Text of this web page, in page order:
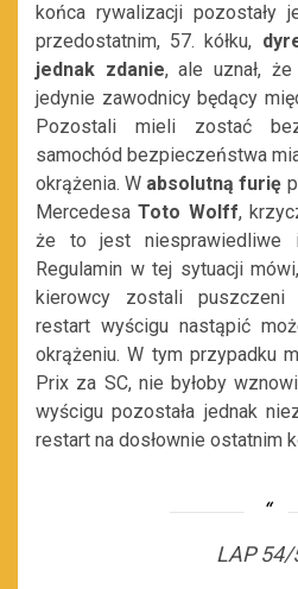
końca rywalizacji pozostały
przedostatnim, 57. kółku,
jednak zdanie, ale uznał,
jedynie zawodnicy będący
Pozostali mieli zostać
samochód bezpieczeństwa
okrążenia. W absolutną furię
MercedesaToto Wolff,
że to jest
Regulamin w tej sytuacji
kierowcy zostali puszczeni
restart wyścigu nastąpić
okrążeniu. W tym przypadku
Prix za SC, nie byłoby
wyścigu pozostała jednak
restart na dosłownie ostatnim
LAP 54/